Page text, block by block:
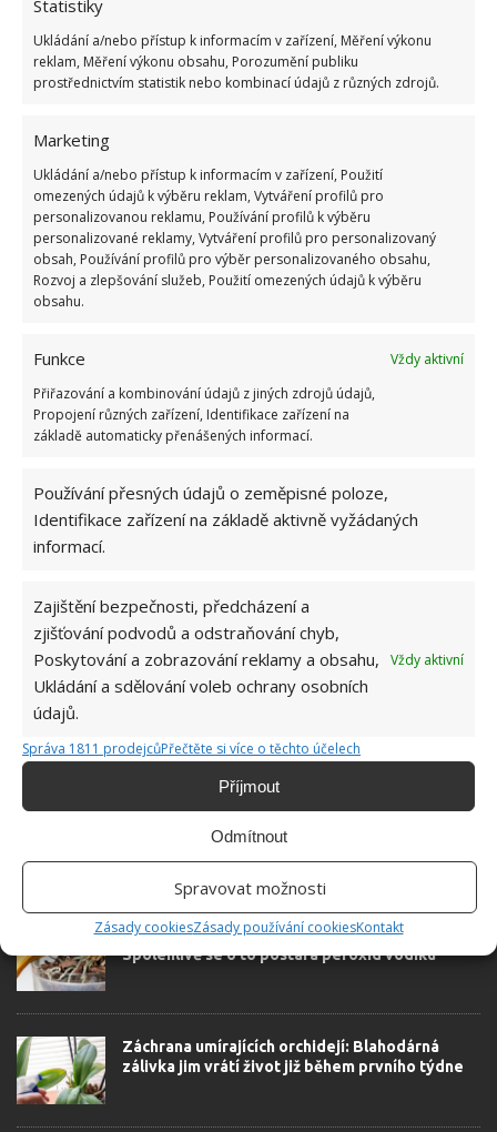
Statistiky
Ukládání a/nebo přístup k informacím v zařízení, Měření výkonu
reklam, Měření výkonu obsahu, Porozumění publiku
prostřednictvím statistik nebo kombinací údajů z různých zdrojů.
Marketing
Ukládání a/nebo přístup k informacím v zařízení, Použití
omezených údajů k výběru reklam, Vytváření profilů pro
personalizovanou reklamu, Používání profilů k výběru
personalizované reklamy, Vytváření profilů pro personalizovaný
obsah, Používání profilů pro výběr personalizovaného obsahu,
Rozvoj a zlepšování služeb, Použití omezených údajů k výběru
obsahu.
Funkce
Vždy aktivní
Přiřazování a kombinování údajů z jiných zdrojů údajů,
Propojení různých zařízení, Identifikace zařízení na
základě automaticky přenášených informací.
Používání přesných údajů o zeměpisné poloze,
Identifikace zařízení na základě aktivně vyžádaných
informací.
Zajištění bezpečnosti, předcházení a
zjišťování podvodů a odstraňování chyb,
Poskytování a zobrazování reklamy a obsahu,
Ukládání a sdělování voleb ochrany osobních
údajů.
Vždy aktivní
Správa 1811 prodejcůPřečtěte si více o těchto účelech
Příjmout
Odmítnout
Spravovat možnosti
Zásady cookiesZásady používání cookiesKontakt
KOŘENY ORCHIDEJ POKOJOVÉ ROSTLINY
Jiří Kolář
Absolvent České zemědělské
univerzity, který je již od malička
velkým kutilem. V podstatě vše, co je
možné najít v j...
SOUVISEJÍCÍ ČLÁNKY
Chřadnoucí orchideje je možné včas zachránit.
Spolehlivě se o to postará peroxid vodíku
Záchrana umírajících orchidejí: Blahodárná
zálivka jim vrátí život již během prvního týdne